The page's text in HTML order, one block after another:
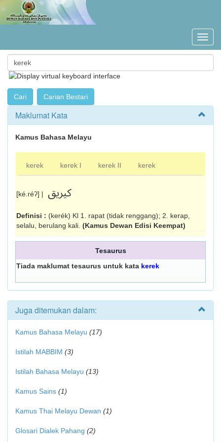
Maklumat Kata
Kamus Bahasa Melayu
kerek kerek I kerek II kerek
[ké.réʔ] | کيريق
Definisi : (kerék) Kl 1. rapat (tidak renggang); 2. kerap,
selalu, berulang kali. (Kamus Dewan Edisi Keempat)
Tesaurus
Tiada maklumat tesaurus untuk kata kerek
Juga ditemukan dalam:
Kamus Bahasa Melayu (17)
Istilah MABBIM (3)
Istilah Bahasa Melayu (13)
Kamus Sains (1)
Kamus Thai Melayu Dewan (1)
Glosari Dialek Pahang (2)